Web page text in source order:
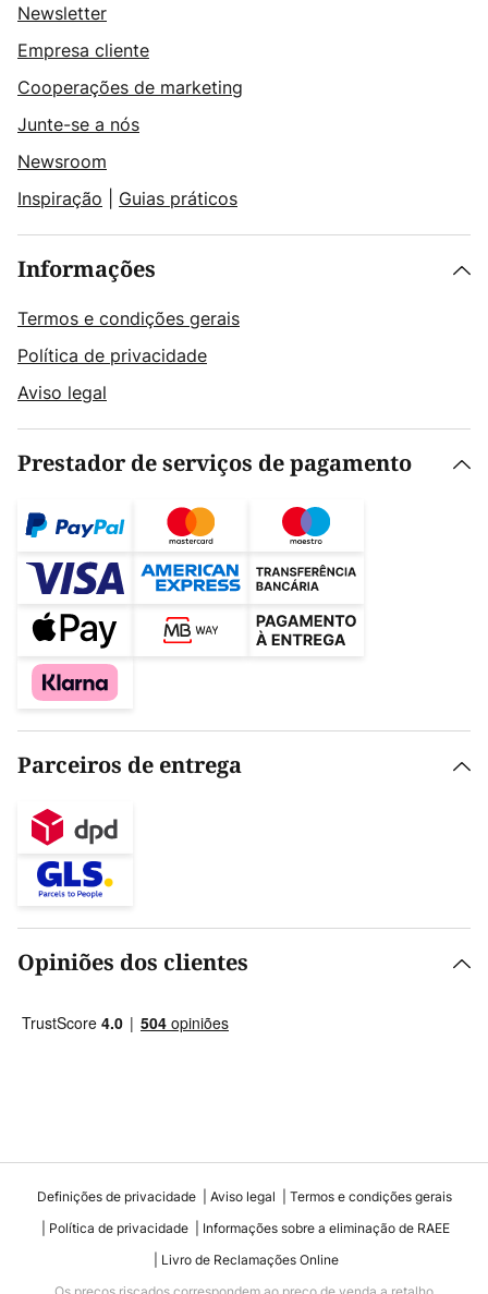
Newsletter
Empresa cliente
Cooperações de marketing
Junte-se a nós
Newsroom
Inspiração
Guias práticos
Informações
Termos e condições gerais
Política de privacidade
Aviso legal
Prestador de serviços de pagamento
Parceiros de entrega
Opiniões dos clientes
Definições de privacidade Aviso legal
Termos e condições gerais
Política de privacidade
Informações sobre a eliminação de RAEE
Livro de Reclamações Online